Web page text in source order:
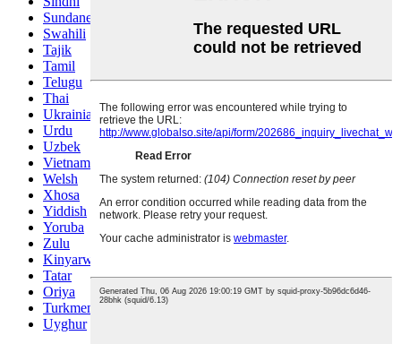
Sundanese
Swahili
Tajik
Tamil
Telugu
Thai
Ukrainian
Urdu
Uzbek
Vietnamese
Welsh
Xhosa
Yiddish
Yoruba
Zulu
Kinyarwanda
Tatar
Oriya
Turkmen
Uyghur